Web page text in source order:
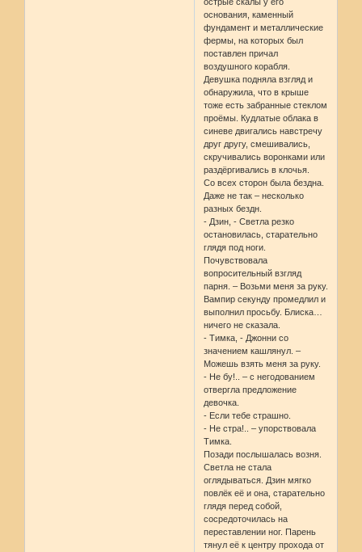
основания, каменный
фундамент и металлические
фермы, на которых был
поставлен причал
воздушного корабля.
Девушка подняла взгляд и
обнаружила, что в крыше
тоже есть забранные стеклом
проёмы. Кудлатые облака в
синеве двигались навстречу
друг другу, смешивались,
скручивались воронками или
раздёргивались в клочья.
Со всех сторон была бездна.
Даже не так – несколько
разных бездн.
- Дзин, - Светла резко
остановилась, старательно
глядя под ноги.
Почувствовала
вопросительный взгляд
парня. – Возьми меня за руку.
Вампир секунду промедлил и
выполнил просьбу. Блиска…
ничего не сказала.
- Тимка, - Джонни со
значением кашлянул. –
Можешь взять меня за руку.
- Не бу!.. – с негодованием
отвергла предложение
девочка.
- Если тебе страшно.
- Не стра!.. – упорствовала
Тимка.
Позади послышалась возня.
Светла не стала
оглядываться. Дзин мягко
повлёк её и она, старательно
глядя перед собой,
сосредоточилась на
переставлении ног. Парень
тянул её к центру прохода от